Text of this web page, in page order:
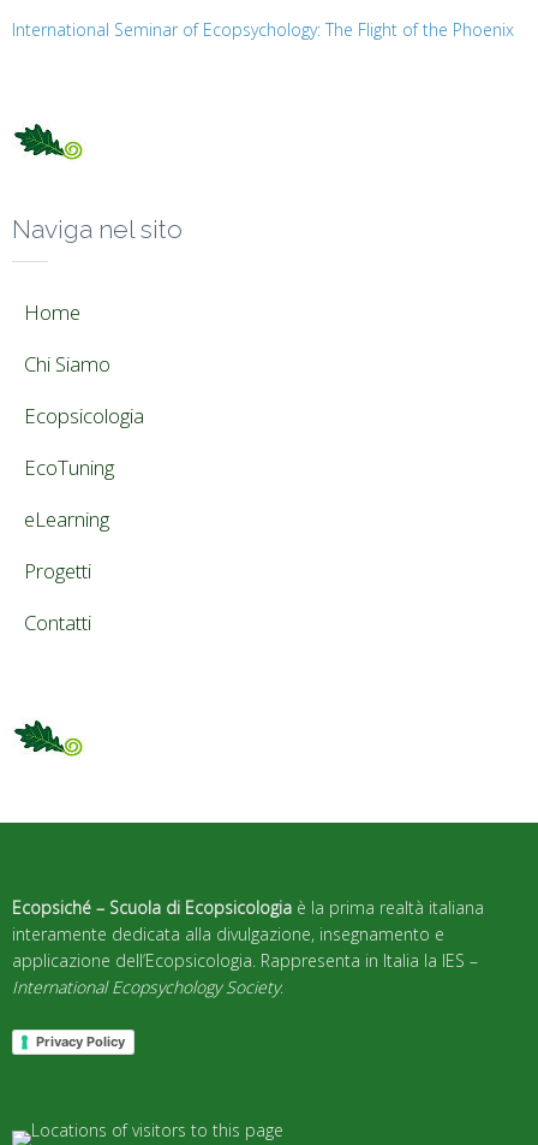
International Seminar of Ecopsychology: The Flight of the Phoenix
Naviga nel sito
Home
Chi Siamo
Ecopsicologia
EcoTuning
eLearning
Progetti
Contatti
Ecopsiché – Scuola di Ecopsicologia è la prima realtà italiana
interamente dedicata alla divulgazione, insegnamento e
applicazione dell’Ecopsicologia. Rappresenta in Italia la IES –
International Ecopsychology Society.
Privacy Policy